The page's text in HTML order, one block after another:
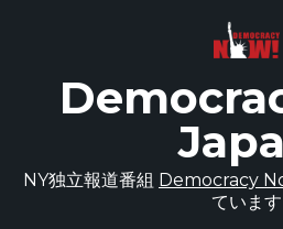
NY独立報道番組 Democracy
ています